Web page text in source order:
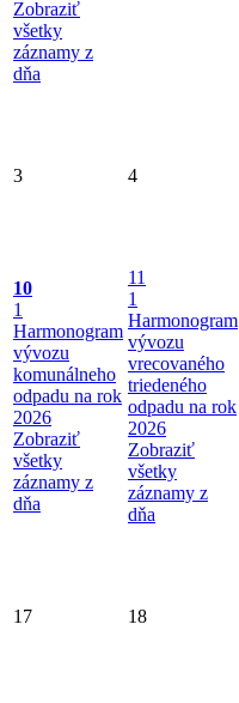
Zobraziť
všetky
záznamy z
dňa
3 4
10
1
Harmonogram
vývozu
komunálneho
odpadu na rok
2026
Zobraziť
všetky
záznamy z
dňa
11
1
Harmonogram
vývozu
vrecovaného
triedeného
odpadu na rok
2026
Zobraziť
všetky
záznamy z
dňa
17 18